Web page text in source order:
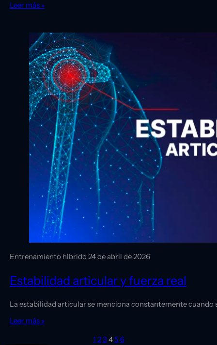
Leer más »
Entrenamiento híbrido 24 de abril de 2026
Estabilidad articular y fuerza real
La estabilidad articular se menciona constantemente cuando
Leer más »
1 23 45 6